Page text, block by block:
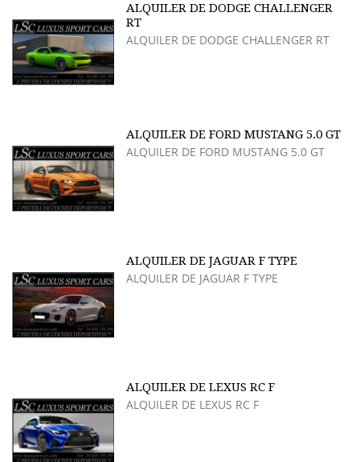
ALQUILER DE DODGE CHALLENGER
RT
ALQUILER DE DODGE CHALLENGER RT
ALQUILER DE FORD MUSTANG 5.0 GT
ALQUILER DE FORD MUSTANG 5.0 GT
ALQUILER DE JAGUAR F TYPE
ALQUILER DE JAGUAR F TYPE
ALQUILER DE LEXUS RC F
ALQUILER DE LEXUS RC F